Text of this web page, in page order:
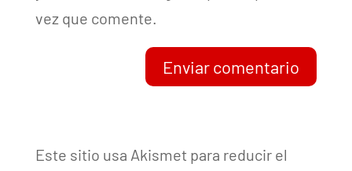
vez que comente.
Enviar comentario
Este sitio usa Akismet para reducir el